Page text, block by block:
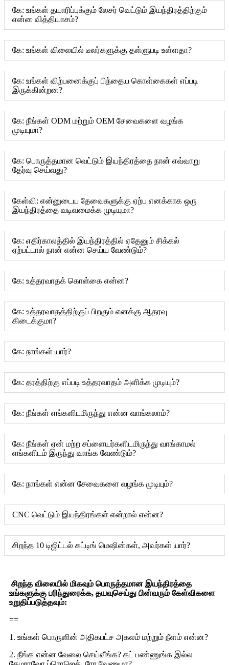
கே: உங்கள் தயாரிப்புக்கும் லேசர் வெட்டும் இயந்திரத்திற்கும்
என்ன வித்தியாசம்?
கே: உங்கள் விலையில் டீலர்களுக்கு தள்ளுபடி உள்ளதா?
கே: உங்கள் விற்பனைக்குப் பிந்தைய கொள்கைகள் எப்படி
இருக்கின்றன?
கே: நீங்கள் ODM மற்றும் OEM சேவைகளை வழங்க
முடியுமா?
கே: பொருத்தமான வெட்டும் இயந்திரத்தை நான் எவ்வாறு
தேர்வு செய்வது?
கேள்வி: என்னுடைய தேவைகளுக்கு ஏற்ப எனக்காக ஒரு
இயந்திரத்தை வடிவமைக்க முடியுமா?
கே: எதிர்காலத்தில் இயந்திரத்தில் ஏதேனும் சிக்கல்
ஏற்பட்டால் நான் என்ன செய்ய வேண்டும்?
கே: உத்தரவாதக் கொள்கை என்ன?
கே: உத்தரவாதத்திற்குப் பிறகும் எனக்கு ஆதரவு
கிடைக்குமா?
கே: நாங்கள் யார்?
கே: தரத்திற்கு எப்படி உத்தரவாதம் அளிக்க முடியும்?
கே: நீங்கள் எங்களிடமிருந்து என்ன வாங்கலாம்?
கே: நீங்கள் ஏன் மற்ற சப்ளையர்களிடமிருந்து வாங்காமல்
எங்களிடம் இருந்து வாங்க வேண்டும்?
கே: நாங்கள் என்ன சேவைகளை வழங்க முடியும்?
CNC வெட்டும் இயந்திரங்கள் என்றால் என்ன?
சிறந்த 10 டிஜிட்டல் கட்டிங் மெஷின்கள், அவர்கள் யார்?
சிறந்த விலையில் மிகவும் பொருத்தமான இயந்திரத்தை
உங்களுக்கு பரிந்துரைக்க, தயவுசெய்து பின்வரும் கேள்விகளை
உறுதிப்படுத்தவும்:
==
1. உங்கள் பொருளின் அதிகபட்ச அகலம் மற்றும் நீளம் என்ன?
2. நீங்க என்ன வேலை செய்வீங்க? கட் பண்ணுங்க இல்ல